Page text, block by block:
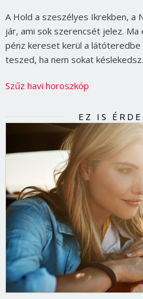
A Hold a szeszélyes Ikrekben, a
jár, ami sok szerencsét jelez.
pénz kereset kerül a látóteredbe
teszed, ha nem sokat késlekedsz.
Szűz havi horoszkóp
EZ IS